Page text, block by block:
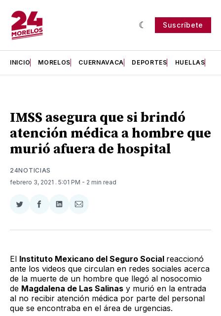
Suscríbete
INICIO MORELOS CUERNAVACA DEPORTES HUELLAS
IMSS asegura que si brindó
atención médica a hombre que
murió afuera de hospital
24NOTICIAS
febrero 3, 2021 . 5:01 PM - 2 min read
Compartir
Twitter
Compartir
Facebook
Compartir
LinkedIn
Compartir
Email
El Instituto Mexicano del Seguro Social reaccionó
ante los videos que circulan en redes sociales acerca
de la muerte de un hombre que llegó al nosocomio
de Magdalena de Las Salinas y murió en la entrada
al no recibir atención médica por parte del personal
que se encontraba en el área de urgencias.